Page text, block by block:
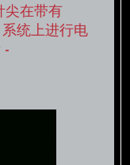
在带有
统上进行电
-